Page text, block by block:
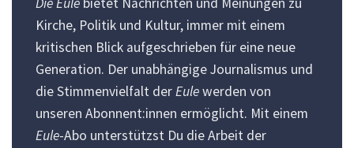
Kirche, Politik und Kultur, immer mit einem
kritischen Blick aufgeschrieben für eine neue
Generation. Der unabhängige Journalismus und
die Stimmenvielfalt derEulewerden von
unseren Abonnent:innen ermöglicht. Mit einem
Eule-Abo unterstützst Du die Arbeit der